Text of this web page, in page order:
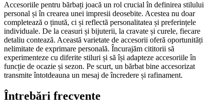
Accesoriile pentru bărbați joacă un rol crucial în definirea stilului
personal și în crearea unei impresii deosebite. Acestea nu doar
completează o ținută, ci și reflectă personalitatea și preferințele
individuale. De la ceasuri și bijuterii, la cravate și curele, fiecare
detaliu contează. Această varietate de accesorii oferă oportunități
nelimitate de exprimare personală. Încurajăm cititorii să
experimenteze cu diferite stiluri și să își adapteze accesoriile în
funcție de ocazie și sezon. Pe scurt, un bărbat bine accesorizat
transmite întotdeauna un mesaj de încredere și rafinament.
Întrebări frecvente